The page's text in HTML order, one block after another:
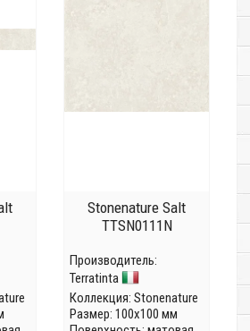
Stonenature Salt
TTSN0111N
Производитель:
Terratinta
Коллекция: Stonenature
Размер: 100x100 мм